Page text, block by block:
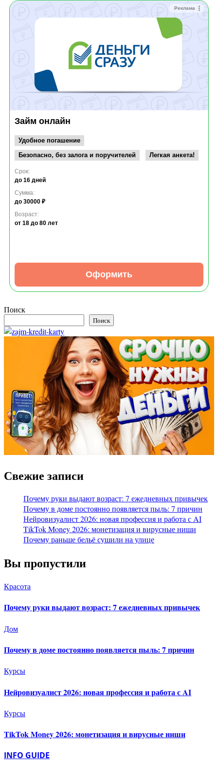
Реклама
Займ онлайн
Удобное погашение
Безопасно, без залога и поручителей
Легкая анкета!
Срок:
до 16 дней
Сумма:
до 30000 ₽
Возраст:
от 18 до 80 лет
Оформить
Поиск
Поиск
Свежие записи
Почему руки выдают возраст: 7 ежедневных привычек
Почему в доме постоянно появляется пыль: 7 причин
Нейровизуалист 2026: новая профессия и работа с AI
TikTok Money 2026: монетизация и вирусные ниши
Почему раньше бельё сушили на улице
Вы пропустили
Красота
Почему руки выдают возраст: 7 ежедневных привычек
Дом
Почему в доме постоянно появляется пыль: 7 причин
Курсы
Нейровизуалист 2026: новая профессия и работа с AI
Курсы
TikTok Money 2026: монетизация и вирусные ниши
INFO GUIDE